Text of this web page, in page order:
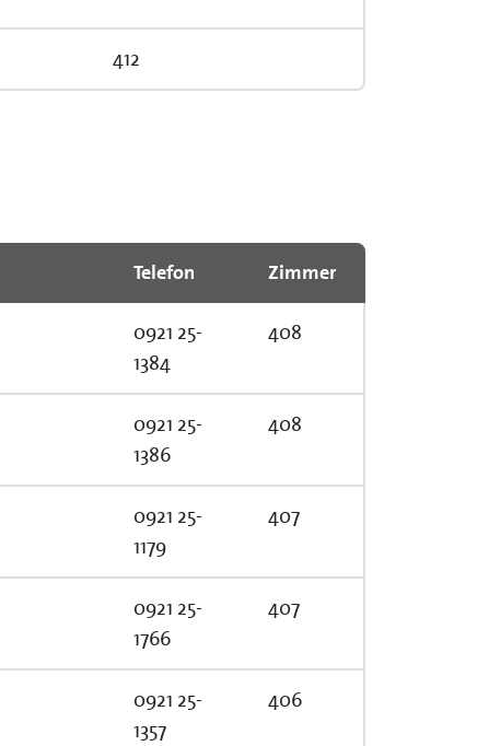
412
Telefon Zimmer
0921 25-
1384
408
0921 25-
1386
408
0921 25-
1179
407
0921 25-
1766
407
0921 25-
1357
406